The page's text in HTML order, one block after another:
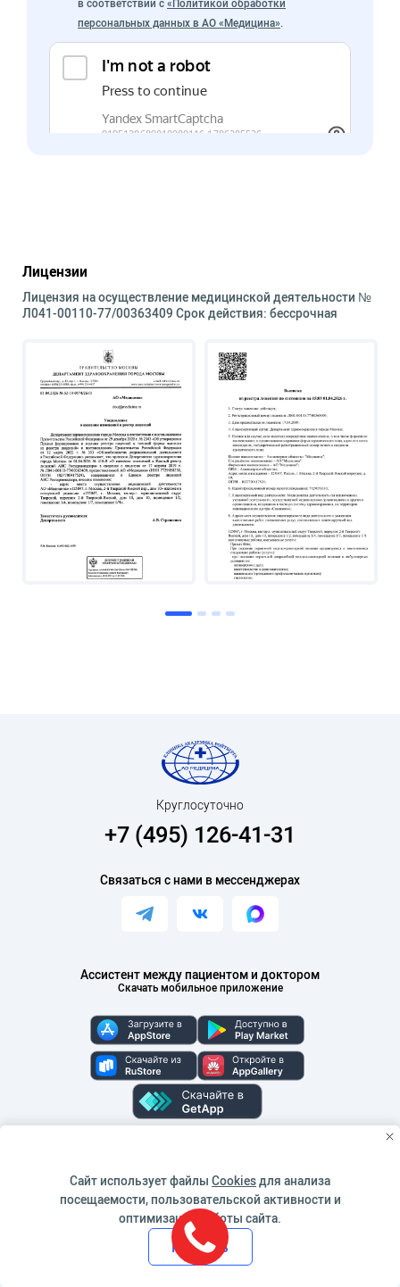
в соответствии с «Политикой обработки
персональных данных в АО «Медицина».
Лицензии
Лицензия на осуществление медицинской деятельности №
Л041-00110-77/00363409 Срок действия: бессрочная
Ассистент между пациентом и доктором
Скачать мобильное приложение
Круглосуточно
+7 (495) 126-41-31
Связаться с нами в мессенджерах
Методы оплаты
Сайт использует файлы Cookiesдля анализа
посещаемости, пользовательской активности и
оптимизации работы сайта.
Принять